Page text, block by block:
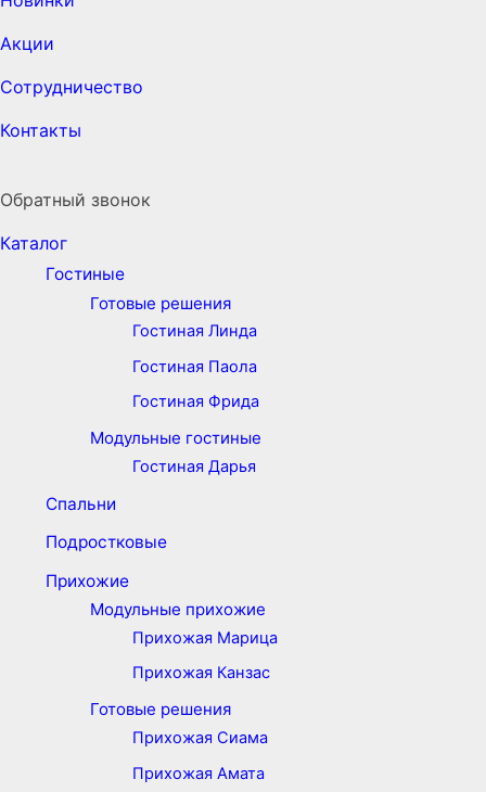
Акции
Сотрудничество
Контакты
Обратный звонок
Каталог
Гостиные
Готовые решения
Гостиная Линда
Гостиная Паола
Гостиная Фрида
Модульные гостиные
Гостиная Дарья
Спальни
Подростковые
Прихожие
Модульные прихожие
Прихожая Марица
Прихожая Канзас
Готовые решения
Прихожая Сиама
Прихожая Амата